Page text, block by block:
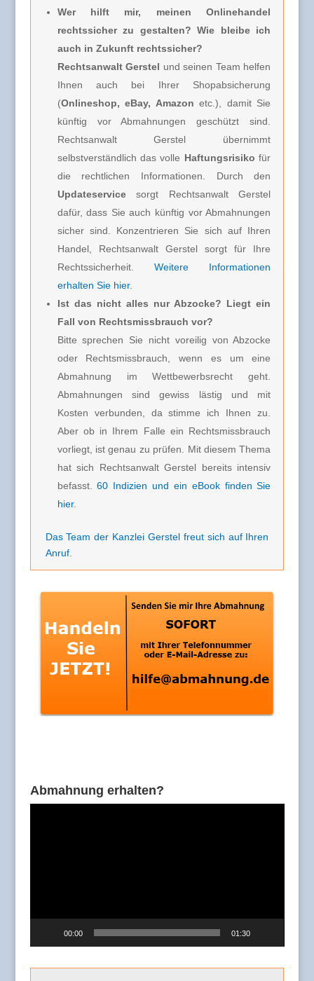
Wer hilft mir, meinen Onlinehandel
rechtssicher zu gestalten? Wie bleibe ich
auch in Zukunft rechtssicher?
Rechtsanwalt Gerstel und seinen Team helfen
Ihnen auch bei Ihrer Shopabsicherung
(Onlineshop, eBay, Amazon etc.), damit Sie
künftig vor Abmahnungen geschützt sind.
Rechtsanwalt Gerstel übernimmt
selbstverständlich das volle Haftungsrisiko für
die rechtlichen Informationen. Durch den
Updateservicesorgt Rechtsanwalt Gerstel
dafür, dass Sie auch künftig vor Abmahnungen
sicher sind. Konzentrieren Sie sich auf Ihren
Handel, Rechtsanwalt Gerstel sorgt für Ihre
Rechtssicherheit. Weitere Informationen
erhalten Sie hier.
Ist das nicht alles nur Abzocke? Liegt ein
Fall von Rechtsmissbrauch vor?
Bitte sprechen Sie nicht voreilig von Abzocke
oder Rechtsmissbrauch, wenn es um eine
Abmahnung im Wettbewerbsrecht geht.
Abmahnungen sind gewiss lästig und mit
Kosten verbunden, da stimme ich Ihnen zu.
Aber ob in Ihrem Falle ein Rechtsmissbrauch
vorliegt, ist genau zu prüfen. Mit diesem Thema
hat sich Rechtsanwalt Gerstel bereits intensiv
befasst.60 Indizien und ein eBook finden Sie
hier.
Das Team der Kanzlei Gerstel freut sich auf Ihren
Anruf.
Abmahnung erhalten?
00:00 01:30